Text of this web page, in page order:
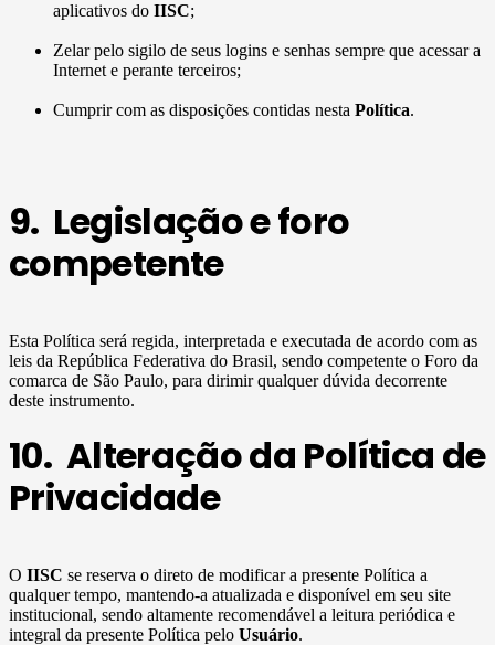
aplicativos do IISC;
Zelar pelo sigilo de seus logins e senhas sempre que acessar a
Internet e perante terceiros;
Cumprir com as disposições contidas nesta Política.
9. Legislação e foro
competente
Esta Política será regida, interpretada e executada de acordo com as
leis da República Federativa do Brasil, sendo competente o Foro da
comarca de São Paulo, para dirimir qualquer dúvida decorrente
deste instrumento.
10. Alteração da Política de
Privacidade
O IISC se reserva o direto de modificar a presente Política a
qualquer tempo, mantendo-a atualizada e disponível em seu site
institucional, sendo altamente recomendável a leitura periódica e
integral da presente Política pelo Usuário.